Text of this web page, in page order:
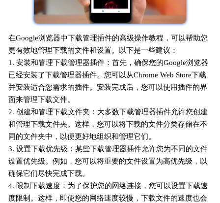
在Google浏览器中下载管理插件的高级操作教程，可以帮助您
更有效地管理下载的文件和设置。以下是一些建议：
1. 安装和管理下载管理器插件：首先，确保您的Google浏览器
已经安装了下载管理器插件。您可以从Chrome Web Store下载
并安装适合您需求的插件。安装完成后，您可以使用插件的界
面来管理下载文件。
2. 创建和管理下载文件夹：大多数下载管理器插件允许您创建
和管理下载文件夹。这样，您可以将下载的文件分类存储在不
同的文件夹中，以便更好地组织和管理它们。
3. 设置下载优先级：某些下载管理器插件允许您为不同的文件
设置优先级。例如，您可以将重要的文件设置为高优先级，以
确保它们尽快完成下载。
4. 限制下载速度：为了保护您的网络连接，您可以设置下载速
度限制。这样，即使您的网络速度较慢，下载文件的速度也会